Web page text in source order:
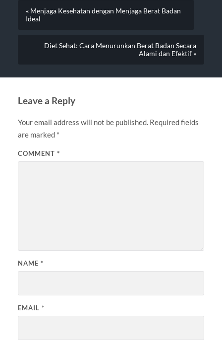
« Menjaga Kesehatan dengan Menjaga Berat Badan
Ideal
Diet Sehat: Cara Menurunkan Berat Badan Secara
Alami dan Efektif »
Leave a Reply
Your email address will not be published. Required fields
are marked *
COMMENT *
NAME *
EMAIL *